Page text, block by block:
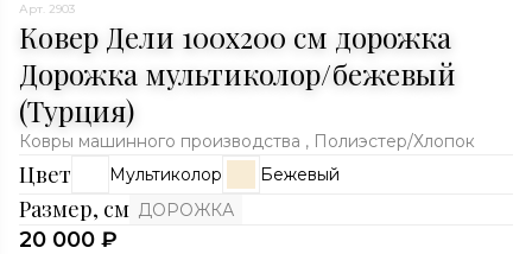
Арт. 2903
Ковер Дели 100х200 см дорожка
Дорожка мультиколор/бежевый
(Турция)
Ковры машинного производства , Полиэстер/Хлопок
Цвет Мультиколор Бежевый
Размер, см ДОРОЖКА
20 000 ₽